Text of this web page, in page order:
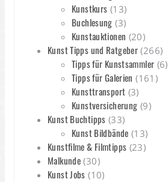
Kunstkurs (13)
Buchlesung (3)
Kunstauktionen (20)
Kunst Tipps und Ratgeber (266)
Tipps für Kunstsammler (6)
Tipps für Galerien (161)
Kunsttransport (3)
Kunstversicherung (9)
Kunst Buchtipps (33)
Kunst Bildbände (13)
Kunstfilme & Filmtipps (23)
Malkunde (30)
Kunst Jobs (10)